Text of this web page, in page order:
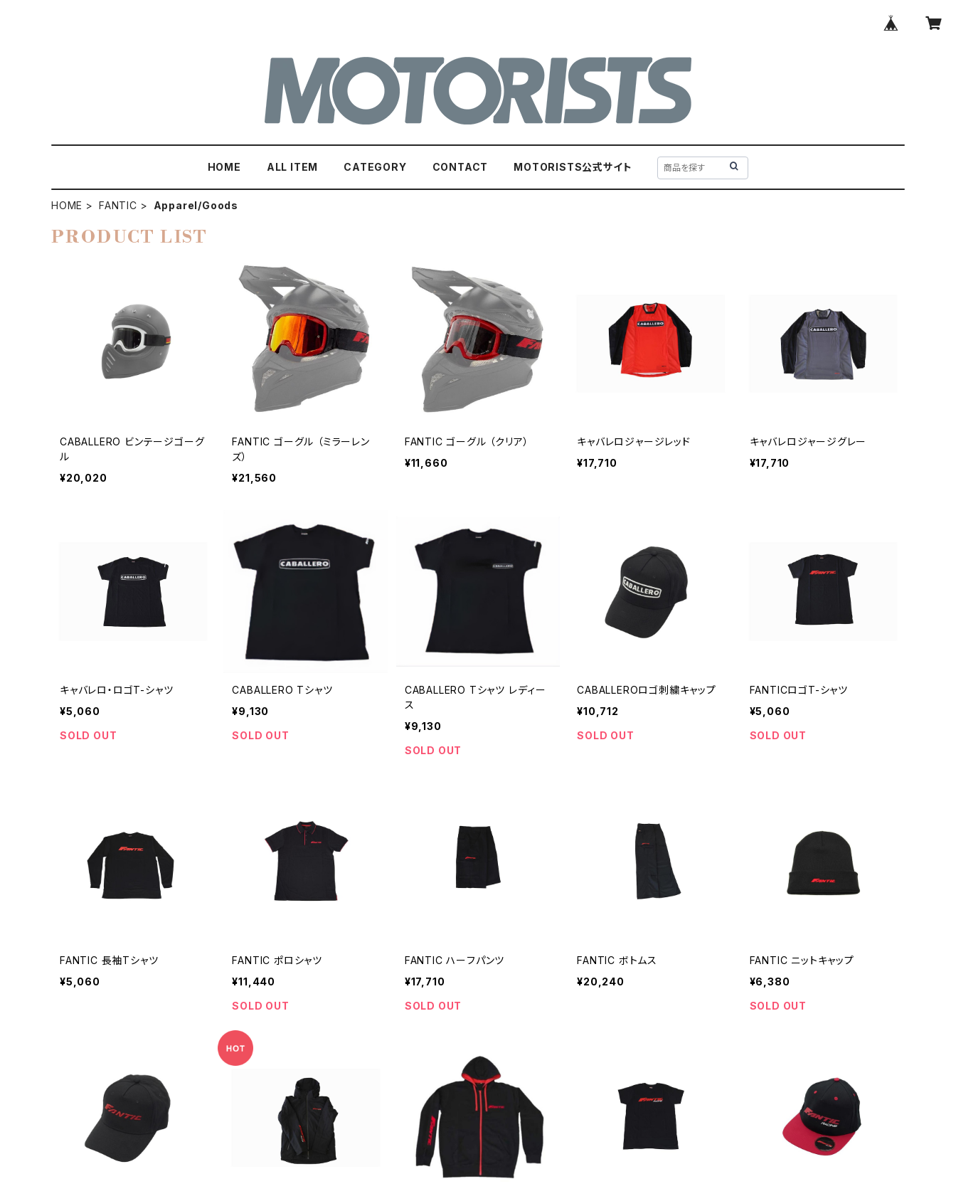
HOME ALL ITEM CATEGORY CONTACT MOTORISTS公式サイト
HOME FANTIC Apparel/Goods
PRODUCT LIST
CABALLERO ビンテージゴーグ
ル
¥20,020
FANTIC ゴーグル （ミラーレン
ズ）
¥21,560
FANTIC ゴーグル （クリア）
¥11,660
キャバレロジャージレッド
¥17,710
キャバレロジャージグレー
¥17,710
キャバレロ・ロゴT-シャツ
¥5,060
SOLD OUT
CABALLERO Tシャツ
¥9,130
SOLD OUT
CABALLERO Tシャツ レディー
ス
¥9,130
SOLD OUT
CABALLEROロゴ刺繍キャップ
¥10,712
SOLD OUT
FANTICロゴT-シャツ
¥5,060
SOLD OUT
FANTIC 長袖Tシャツ
¥5,060
FANTIC ポロシャツ
¥11,440
SOLD OUT
FANTIC ハーフパンツ
¥17,710
SOLD OUT
FANTIC ボトムス
¥20,240
FANTIC ニットキャップ
¥6,380
SOLD OUT